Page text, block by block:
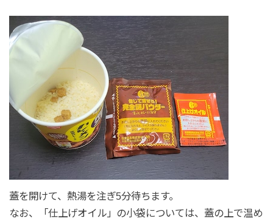
蓋を開けて、熱湯を注ぎ5分待ちます。
なお、「仕上げオイル」の小袋については、蓋の上で温め